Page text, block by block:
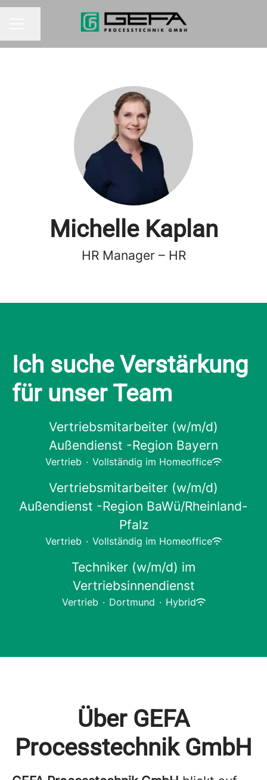
Michelle Kaplan
HR Manager – HR
Ich suche Verstärkung
für unser Team
Vertriebsmitarbeiter (w/m/d)
Außendienst -Region Bayern
Vertrieb · Vollständig im Homeoffice
Vertriebsmitarbeiter (w/m/d)
Außendienst -Region BaWü/Rheinland-
Pfalz
Vertrieb · Vollständig im Homeoffice
Techniker (w/m/d) im
Vertriebsinnendienst
Vertrieb · Dortmund · Hybrid
Über GEFA
Processtechnik GmbH